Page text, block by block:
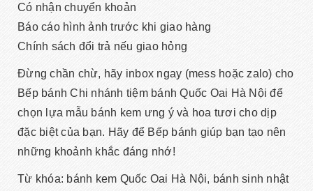
Có nhận chuyển khoản
Báo cáo hình ảnh trước khi giao hàng
Chính sách đổi trả nếu giao hỏng
Đừng chần chừ, hãy inbox ngay (mess hoặc zalo) cho
Bếp bánh Chi nhánh tiệm bánh Quốc Oai Hà Nội để
chọn lựa mẫu bánh kem ưng ý và hoa tươi cho dịp
đặc biệt của bạn. Hãy để Bếp bánh giúp bạn tạo nên
những khoảnh khắc đáng nhớ!
Từ khóa: bánh kem Quốc Oai Hà Nội, bánh sinh nhật